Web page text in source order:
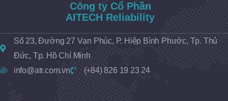
Công ty Cổ Phần
AITECH Reliability
Số 23, Đường 27 Vạn Phúc, P. Hiệp Bình Phước, Tp. Thủ
Đức, Tp. Hồ Chí Minh
info@atr.com.vn
(+84) 826 19 23 24